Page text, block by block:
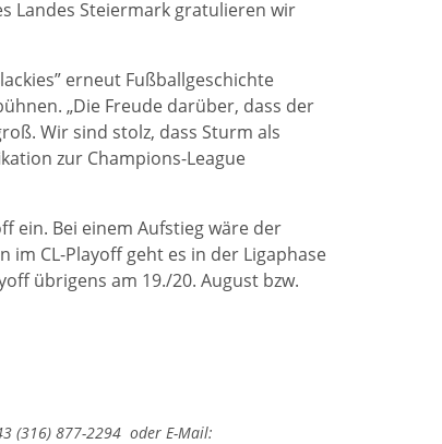
Landes Steiermark gratulieren wir
erneut Fußballgeschichte
„Die Freude darüber, dass der
Wir sind stolz, dass Sturm als
zur Champions-League
ein. Bei einem Aufstieg wäre der
im CL-Playoff geht es in der Ligaphase
übrigens am 19./20. August bzw.
(316) 877-2294 oder E-Mail: